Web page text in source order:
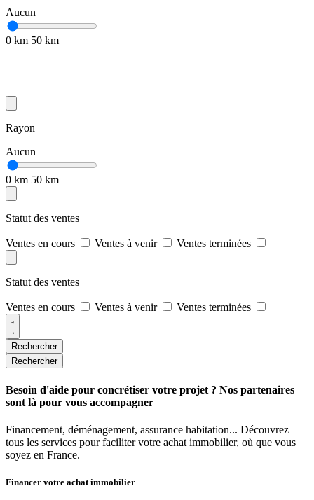
Aucun
0 km 50 km
Rayon
Aucun
0 km 50 km
Statut des ventes
Ventes en cours Ventes à venir Ventes terminées
Statut des ventes
Ventes en cours Ventes à venir Ventes terminées
Rechercher
Rechercher
Besoin d'aide pour concrétiser votre projet ? Nos partenaires
sont là pour vous accompagner
Financement, déménagement, assurance habitation... Découvrez
tous les services pour faciliter votre achat immobilier, où que vous
soyez en France.
Financer votre achat immobilier